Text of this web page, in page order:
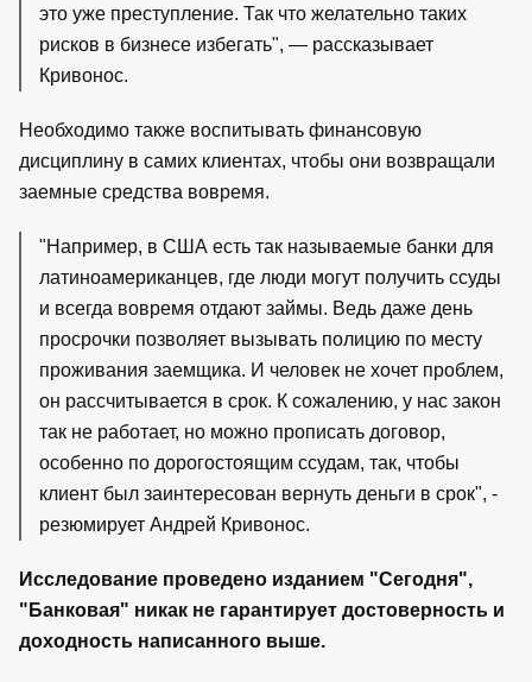
это уже преступление. Так что желательно таких
рисков в бизнесе избегать", — рассказывает
Кривонос.
Необходимо также воспитывать финансовую
дисциплину в самих клиентах, чтобы они возвращали
заемные средства вовремя.
"Например, в США есть так называемые банки для
латиноамериканцев, где люди могут получить ссуды
и всегда вовремя отдают займы. Ведь даже день
просрочки позволяет вызывать полицию по месту
проживания заемщика. И человек не хочет проблем,
он рассчитывается в срок. К сожалению, у нас закон
так не работает, но можно прописать договор,
особенно по дорогостоящим ссудам, так, чтобы
клиент был заинтересован вернуть деньги в срок", -
резюмирует Андрей Кривонос.
Исследование проведено изданием "Сегодня",
"Банковая" никак не гарантирует достоверность и
доходность написанного выше.